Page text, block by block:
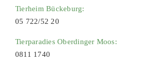
Tierheim Bückeburg:
05 722/52 20
Tierparadies Oberdinger Moos:
0811 1740